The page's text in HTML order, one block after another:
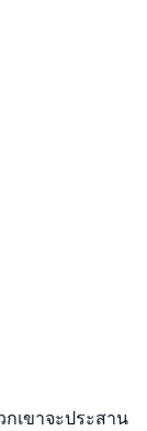
เขาจะประสาน